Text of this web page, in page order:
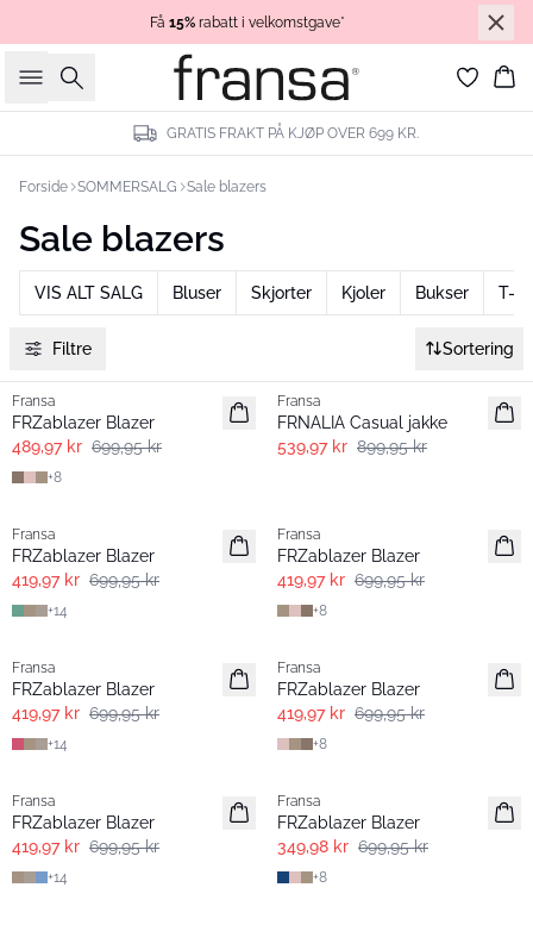
Få 15% rabatt i velkomstgave*
Søk
GRATIS FRAKT PÅ KJØP OVER 699 KR.
Forside SOMMERSALG Sale blazers
Sale blazers
VIS ALT SALG Bluser Skjorter Kjoler Bukser T-
Filtre Sortering
-30%
Fransa
FRZablazer Blazer
489,97 kr 699,95 kr
+8
Fransa
FRNALIA Casual jakke
539,97 kr 899,95 kr
Fransa
FRZablazer Blazer
419,97 kr 699,95 kr
+14
Fransa
FRZablazer Blazer
419,97 kr 699,95 kr
+8
Fransa
FRZablazer Blazer
419,97 kr 699,95 kr
+14
Fransa
FRZablazer Blazer
419,97 kr 699,95 kr
+8
Fransa
FRZablazer Blazer
419,97 kr 699,95 kr
+14
Extended size
Fransa
FRZablazer Blazer
349,98 kr 699,95 kr
+8